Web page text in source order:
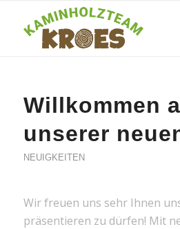
Willkommen
unserer
NEUIGKEITEN
Wir freuen uns sehr Ihnen
präsentieren zu dürfen! Mit